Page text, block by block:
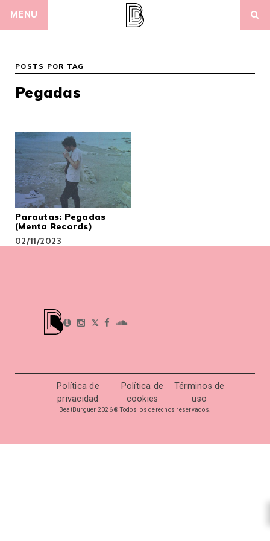
MENU
POSTS POR TAG
Pegadas
Parautas: Pegadas
(Menta Records)
02/11/2023
𝕏
Política de
privacidad
Política de
cookies
Términos de
uso
BeatBurguer 2026 ® Todos los derechos reservados.